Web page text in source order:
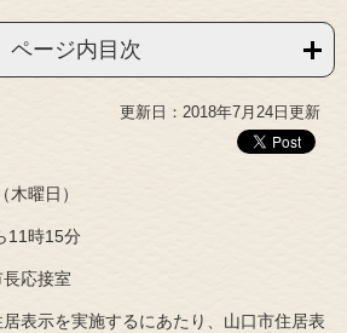
ページ内目次
更新日：2018年7月24日更新
曜日）
11時15分
応接室
表示を実施するにあたり、山口市住居表